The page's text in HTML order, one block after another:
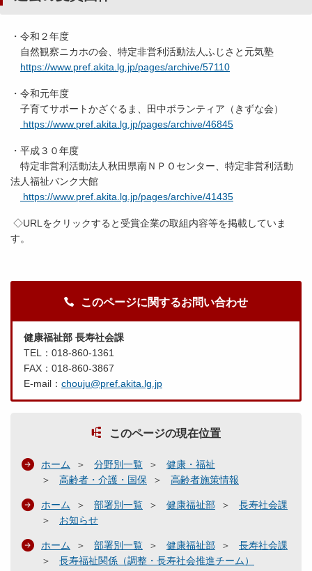
・令和２年度
自然観察ニカホの会、特定非営利活動法人ふじさと元気塾
https://www.pref.akita.lg.jp/pages/archive/57110
・令和元年度
子育てサポートかざぐるま、田中ボランティア（きずな会）
https://www.pref.akita.lg.jp/pages/archive/46845
・平成３０年度
特定非営利活動法人秋田県南ＮＰＯセンター、特定非営利活動
法人福祉バンク大館
https://www.pref.akita.lg.jp/pages/archive/41435
◇URLをクリックすると受賞企業の取組内容等を掲載していま
す。
このページに関するお問い合わせ
健康福祉部 長寿社会課
TEL：018-860-1361
FAX：018-860-3867
E-mail： chouju@pref.akita.lg.jp
このページの現在位置
ホーム 分野別一覧
健康・福祉
高齢者・介護・国保
高齢者施策情報
ホーム 部署別一覧 健康福祉部
長寿社会課
お知らせ
ホーム 部署別一覧 健康福祉部
長寿社会課
長寿福祉関係（調整・長寿社会推進チーム）